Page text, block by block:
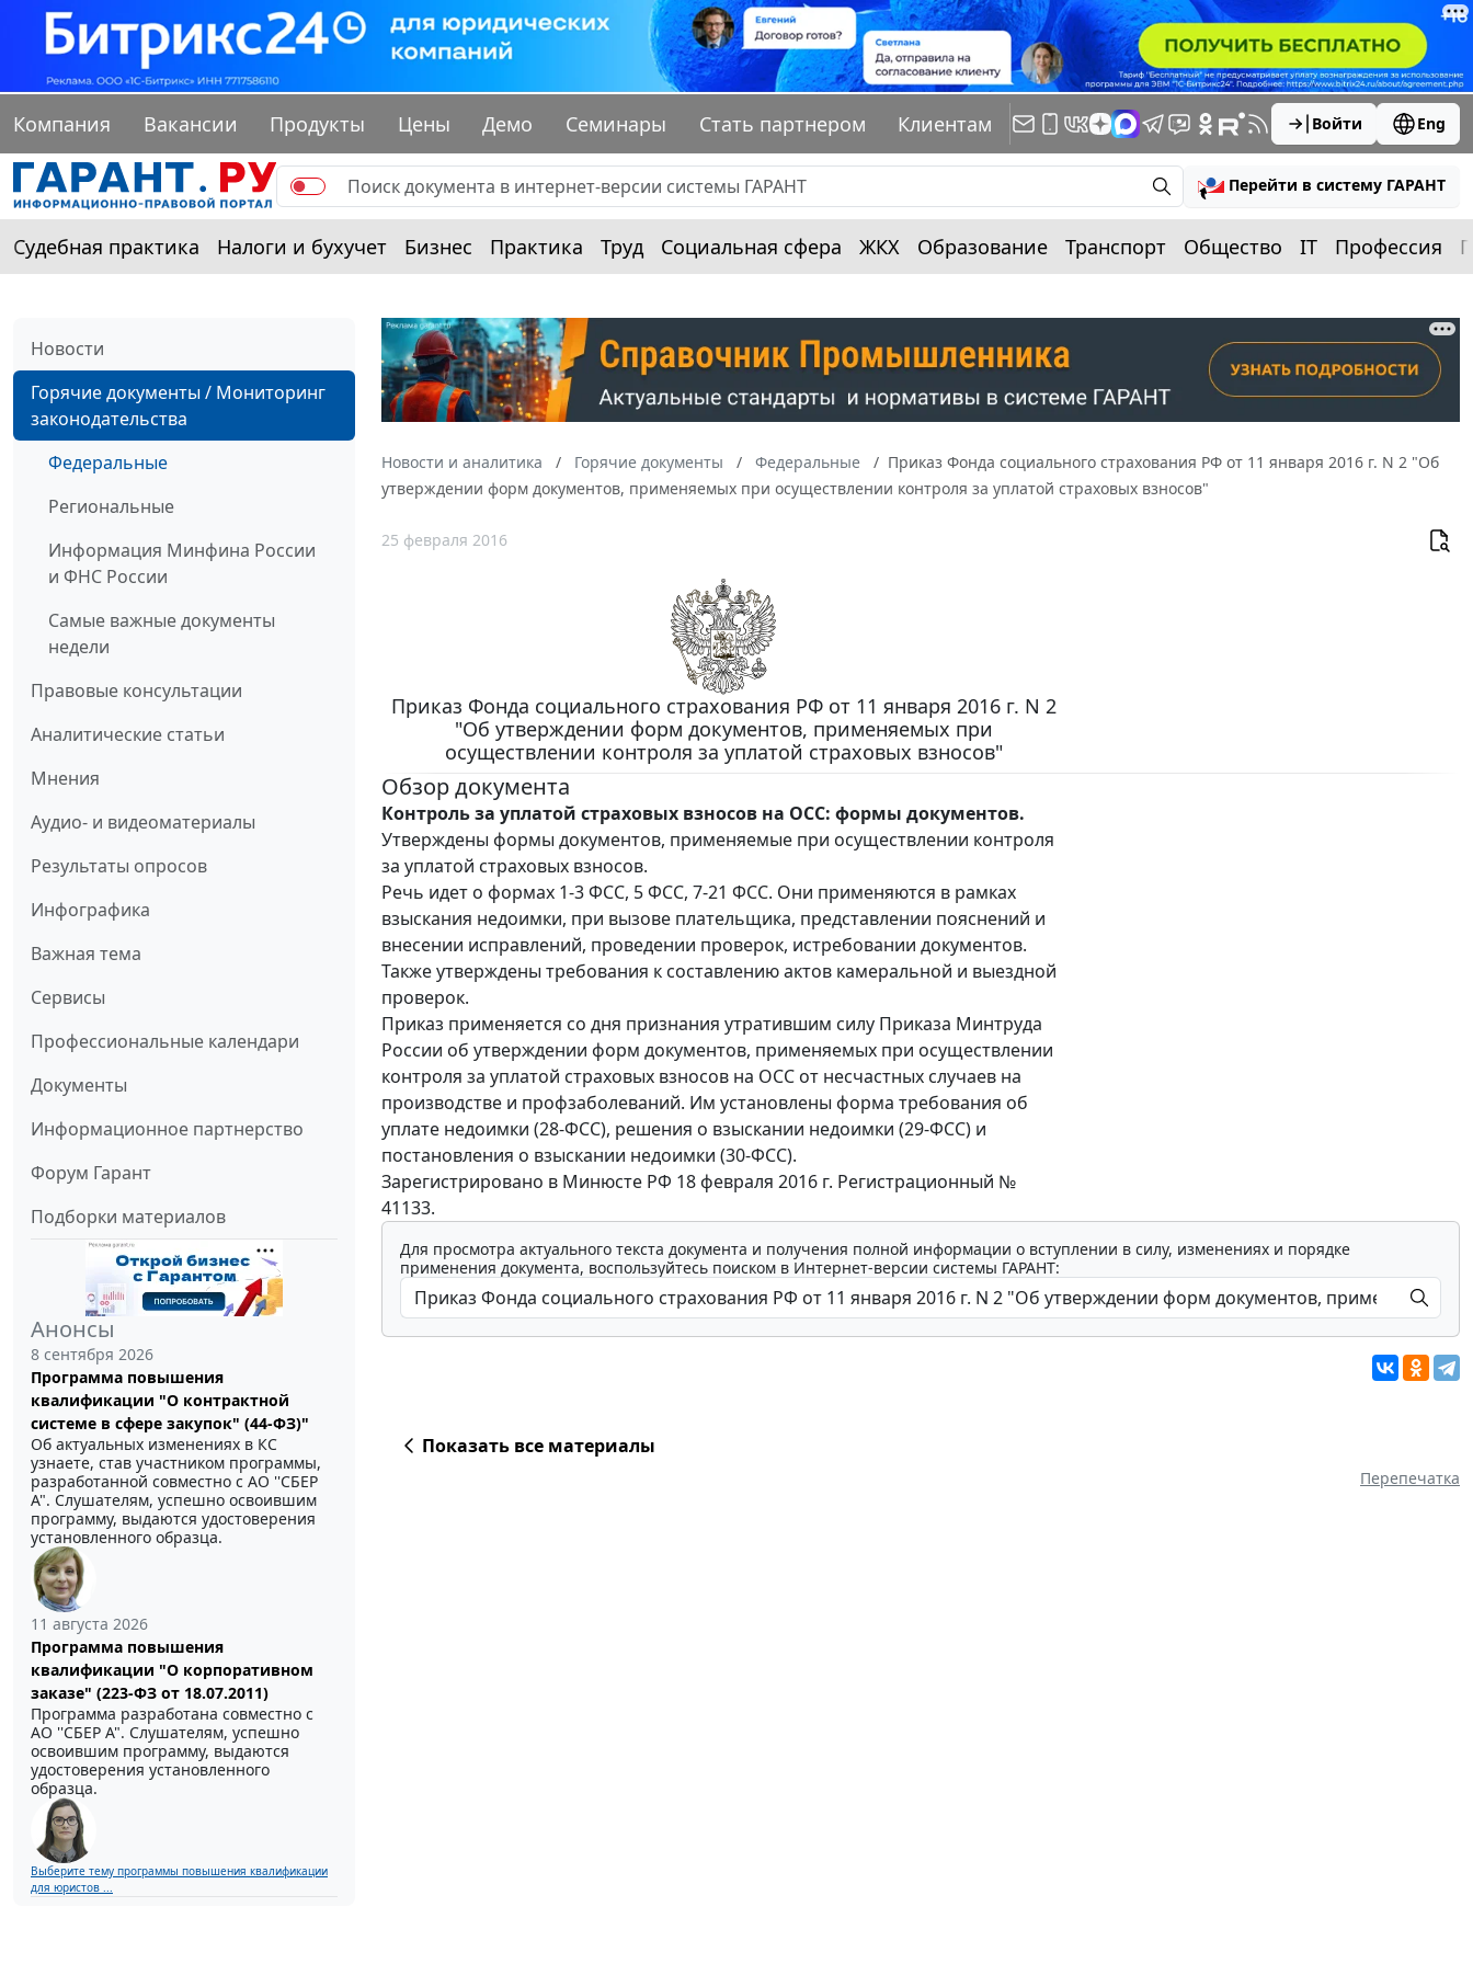
Компания Вакансии Продукты Цены Демо Семинары Стать партнером Клиентам Войти Eng
Перейти в систему ГАРАНТ
Судебная практика Налоги и бухучет Бизнес Практика Труд Социальная сфера ЖКХ Образование Транспорт Общество IT Профессия
Новости
Горячие документы / Мониторинг
законодательства
Федеральные
Региональные
Информация Минфина России
и ФНС России
Самые важные документы
недели
Правовые консультации
Аналитические статьи
Мнения
Аудио- и видеоматериалы
Результаты опросов
Инфографика
Важная тема
Сервисы
Профессиональные календари
Документы
Информационное партнерство
Форум Гарант
Подборки материалов
Анонсы
8 сентября 2026
Программа повышения
квалификации "О контрактной
системе в сфере закупок" (44-ФЗ)"
Об актуальных изменениях в КС
узнаете, став участником программы,
разработанной совместно с АО ''СБЕР
А". Слушателям, успешно освоившим
программу, выдаются удостоверения
установленного образца.
11 августа 2026
Программа повышения
квалификации "О корпоративном
заказе" (223-ФЗ от 18.07.2011)
Программа разработана совместно с
АО ''СБЕР А". Слушателям, успешно
освоившим программу, выдаются
удостоверения установленного
образца.
Выберите тему программы повышения квалификации
для юристов ...
Новости и аналитика Горячие документы Федеральные
Приказ Фонда социального страхования РФ от 11 января 2016 г. N 2 "Об
утверждении форм документов, применяемых при осуществлении контроля за уплатой страховых взносов"
25 февраля 2016
Приказ Фонда социального страхования РФ от 11 января 2016 г. N 2
"Об утверждении форм документов, применяемых при
осуществлении контроля за уплатой страховых взносов"
Обзор документа
Контроль за уплатой страховых взносов на ОСС: формы документов.
Утверждены формы документов, применяемые при осуществлении контроля
за уплатой страховых взносов.
Речь идет о формах 1-3 ФСС, 5 ФСС, 7-21 ФСС. Они применяются в рамках
взыскания недоимки, при вызове плательщика, представлении пояснений и
внесении исправлений, проведении проверок, истребовании документов.
Также утверждены требования к составлению актов камеральной и выездной
проверок.
Приказ применяется со дня признания утратившим силу Приказа Минтруда
России об утверждении форм документов, применяемых при осуществлении
контроля за уплатой страховых взносов на ОСС от несчастных случаев на
производстве и профзаболеваний. Им установлены форма требования об
уплате недоимки (28-ФСС), решения о взыскании недоимки (29-ФСС) и
постановления о взыскании недоимки (30-ФСС).
Зарегистрировано в Минюсте РФ 18 февраля 2016 г. Регистрационный №
41133.
Для просмотра актуального текста документа и получения полной информации о вступлении в силу, изменениях и порядке
применения документа, воспользуйтесь поиском в Интернет-версии системы ГАРАНТ:
Показать все материалы
Перепечатка